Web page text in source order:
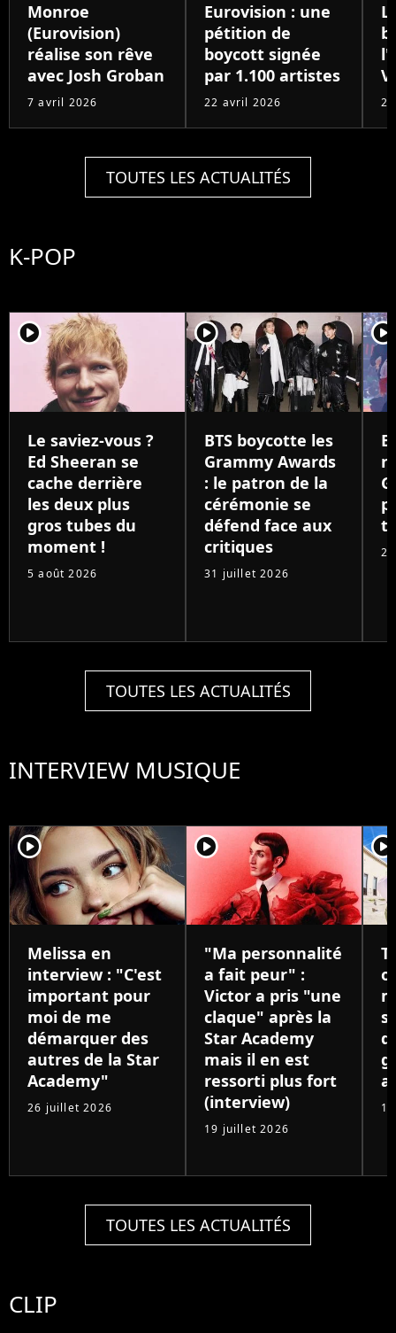
Monroe
(Eurovision)
réalise son rêve
avec Josh Groban
7 avril 2026
Eurovision : une
pétition de
boycott signée
par 1.100 artistes
22 avril 2026
TOUTES LES ACTUALITÉS
K-POP
player2
Le saviez-vous ?
Ed Sheeran se
cache derrière
les deux plus
gros tubes du
moment !
5 août 2026
player2
BTS boycotte les
Grammy Awards
: le patron de la
cérémonie se
défend face aux
critiques
31 juillet 2026
player2
TOUTES LES ACTUALITÉS
INTERVIEW MUSIQUE
player2
Melissa en
interview : "C'est
important pour
moi de me
démarquer des
autres de la Star
Academy"
26 juillet 2026
player2
"Ma personnalité
a fait peur" :
Victor a pris "une
claque" après la
Star Academy
mais il en est
ressorti plus fort
(interview)
19 juillet 2026
player2
TOUTES LES ACTUALITÉS
CLIP